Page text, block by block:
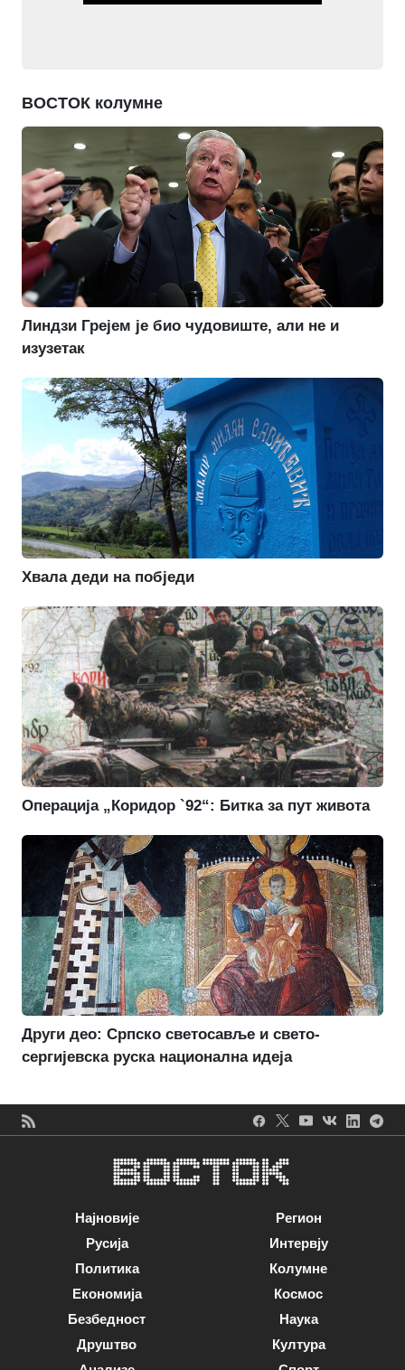
ВОСТОК колумне
Линдзи Грејем је био чудовиште, али не и
изузетак
Хвала деди на побједи
Операција „Коридор `92“: Битка за пут живота
Други део: Српско светосавље и свето-
сергијевска руска национална идеја
Најновије
Русија
Политика
Економија
Безбедност
Друштво
Регион
Интервју
Колумне
Космос
Наука
Култура